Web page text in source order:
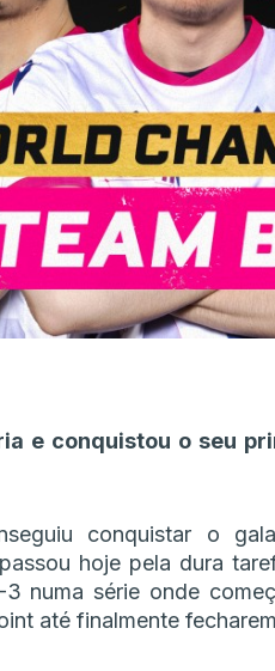
e conquistou o seu
conquistar o
hoje pela dura
numa série onde
até finalmente